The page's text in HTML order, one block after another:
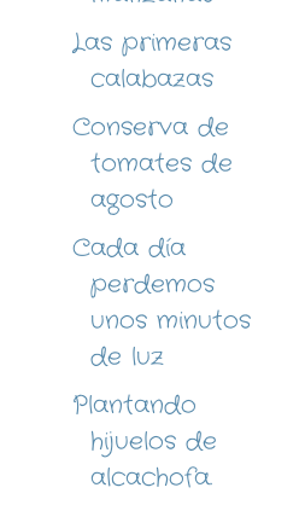
Las primeras
calabazas
Conserva de
tomates de
agosto
Cada día
perdemos
unos minutos
de luz
Plantando
hijuelos de
alcachofa.